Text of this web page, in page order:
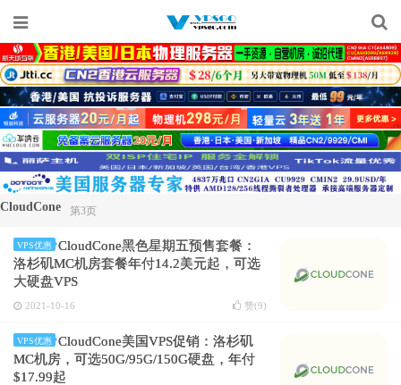
CloudCone 第3页
VPS优惠
CloudCone黑色星期五预售套餐：
洛杉矶MC机房套餐年付14.2美元起，可选
大硬盘VPS
2021-10-16 赞(9)
VPS优惠
CloudCone美国VPS促销：洛杉矶
MC机房，可选50G/95G/150G硬盘，年付
$17.99起